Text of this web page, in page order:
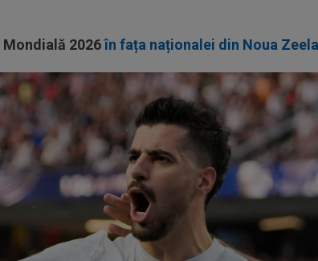
Mondială 2026în fața naționalei din Noua